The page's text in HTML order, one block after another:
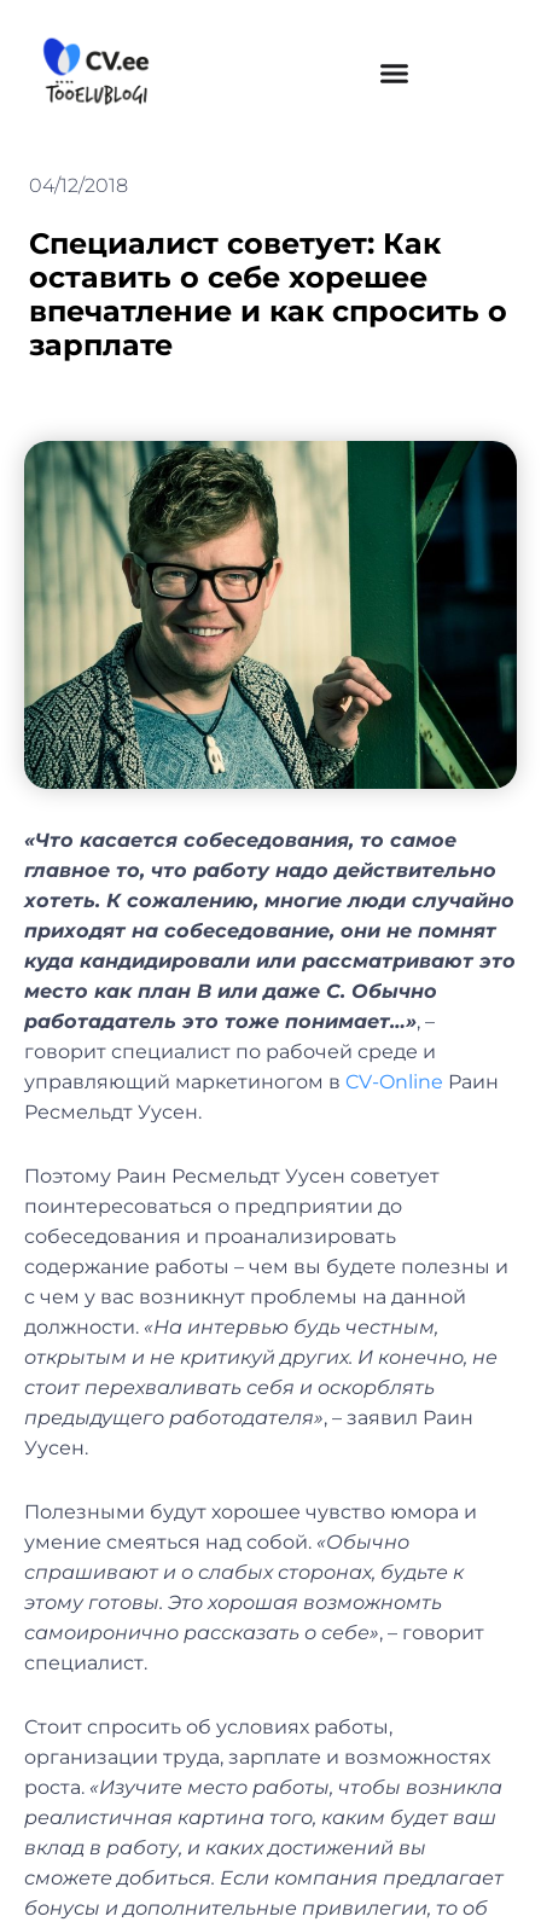
content
04/12/2018
Специалист советует: Как
оставить о себе хорешее
впечатление и как спросить о
зарплате
«Что касается собеседования, то самое
главное то, что работу надо действительно
хотеть. К сожалению, многие люди случайно
приходят на собеседование, они не помнят
куда кандидировали или рассматривают это
место как план B или даже С. Обычно
работадатель это тоже понимает…», –
говорит специалист по рабочей среде и
управляющий маркетиногом в CV-Online Раин
Ресмельдт Уусен.
Поэтому Раин Ресмельдт Уусен советует
поинтересоваться о предприятии до
собеседования и проанализировать
содержание работы – чем вы будете полезны и
с чем у вас возникнут проблемы на данной
должности. «На интервью будь честным,
открытым и не критикуй других. И конечно, не
стоит перехваливать себя и оскорблять
предыдущего работодателя», – заявил Раин
Уусен.
Полезными будут хорошее чувство юмора и
умение смеяться над собой. «Обычно
спрашивают и о слабых сторонах, будьте к
этому готовы. Это хорошая возможномть
самоиронично рассказать о себе», – говорит
специалист.
Стоит спросить об условиях работы,
организации труда, зарплате и возможностях
роста. «Изучите место работы, чтобы возникла
реалистичная картина того, каким будет ваш
вклад в работу, и каких достижений вы
сможете добиться. Если компания предлагает
бонусы и дополнительные привилегии, то об